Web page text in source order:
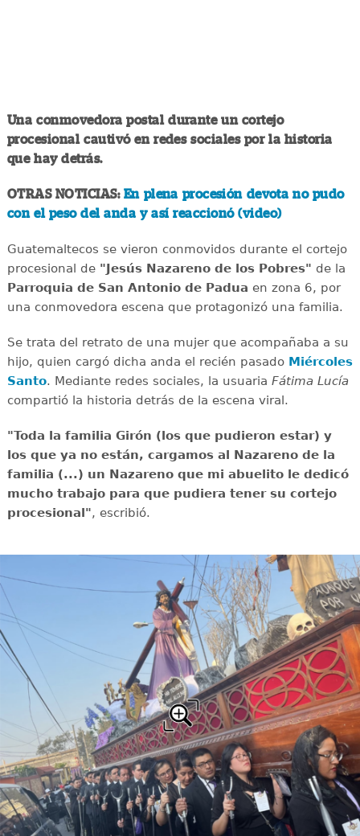
Una conmovedora postal durante un cortejo
procesional cautivó en redes sociales por la historia
que hay detrás.
OTRAS NOTICIAS: En plena procesión devota no pudo
con el peso del anda y así reaccionó (video)
Guatemaltecos se vieron conmovidos durante el cortejo
procesional de "Jesús Nazareno de los Pobres" de la
Parroquia de San Antonio de Padua en zona 6, por
una conmovedora escena que protagonizó una familia.
Se trata del retrato de una mujer que acompañaba a su
hijo, quien cargó dicha anda el recién pasadoMiércoles
Santo. Mediante redes sociales, la usuaria Fátima Lucía
compartió la historia detrás de la escena viral.
"Toda la familia Girón (los que pudieron estar) y
los que ya no están, cargamos al Nazareno de la
familia (...) un Nazareno que mi abuelito le dedicó
mucho trabajo para que pudiera tener su cortejo
procesional", escribió.